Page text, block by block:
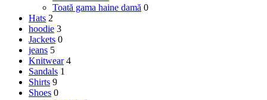
Toată gama haine damă 0
Hats 2
hoodie 3
Jackets 0
jeans 5
Knitwear 4
Sandals 1
Shirts 9
Shoes 0